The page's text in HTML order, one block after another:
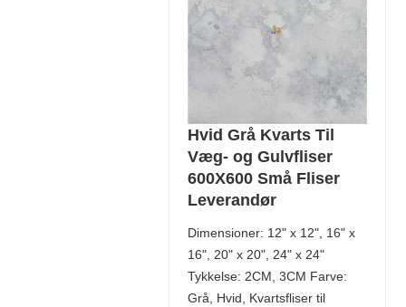
Hvid Grå Kvarts Til
Væg- og Gulvfliser
600X600 Små Fliser
Leverandør
Dimensioner: 12" x 12", 16" x
16", 20" x 20", 24" x 24"
Tykkelse: 2CM, 3CM Farve:
Grå, Hvid, Kvartsfliser til